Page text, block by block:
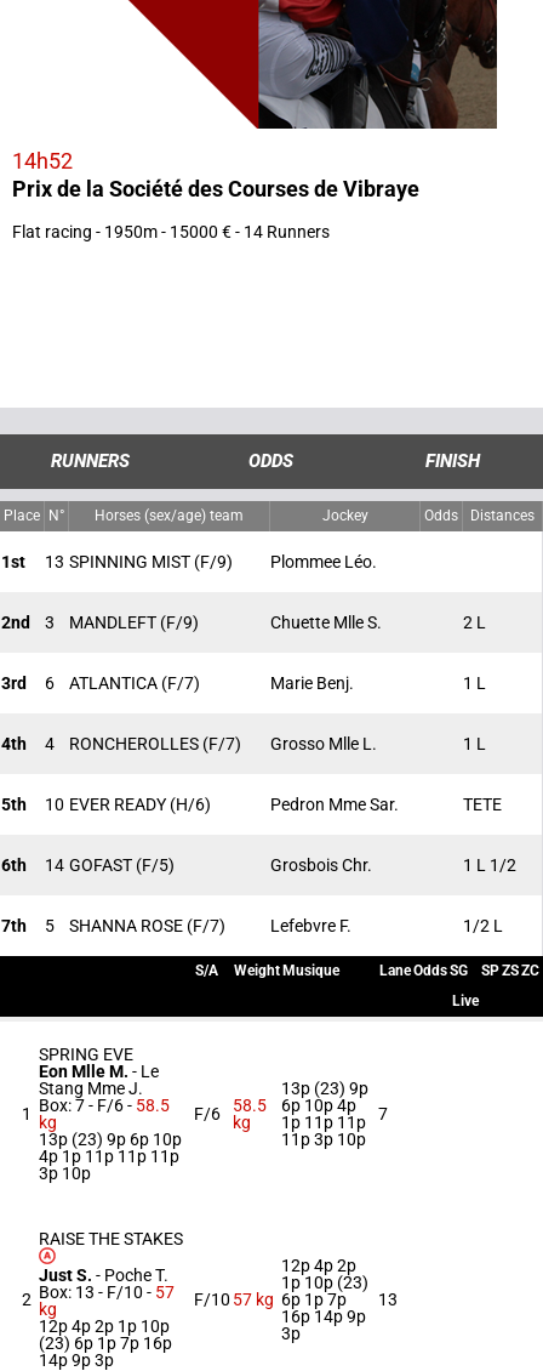
14h52
Prix de la Société des Courses de Vibraye
Flat racing - 1950m - 15000 € - 14 Runners
RUNNERS ODDS FINISH
Place N° Horses (sex/age) team Jockey Odds Distances
1st 13 SPINNING MIST (F/9) Plommee Léo.
2nd 3 MANDLEFT (F/9) Chuette Mlle S. 2 L
3rd 6 ATLANTICA (F/7) Marie Benj. 1 L
4th 4 RONCHEROLLES (F/7) Grosso Mlle L. 1 L
5th 10 EVER READY (H/6) Pedron Mme Sar. TETE
6th 14 GOFAST (F/5) Grosbois Chr. 1 L 1/2
7th 5 SHANNA ROSE (F/7) Lefebvre F. 1/2 L
S/A Weight Musique LaneOddsSG SPZSZC
Live
1
SPRING EVE
Eon Mlle M. - Le
Stang Mme J.
Box: 7 - F/6 - 58.5
kg
13p (23) 9p 6p 10p
4p 1p 11p 11p 11p
3p 10p
F/6
58.5
kg
13p (23) 9p
6p 10p 4p
1p 11p 11p
11p 3p 10p
7
2
RAISE THE STAKES
Just S. - Poche T.
Box: 13 - F/10 - 57
kg
12p 4p 2p 1p 10p
(23) 6p 1p 7p 16p
14p 9p 3p
F/10 57 kg
12p 4p 2p
1p 10p (23)
6p 1p 7p
16p 14p 9p
3p
13